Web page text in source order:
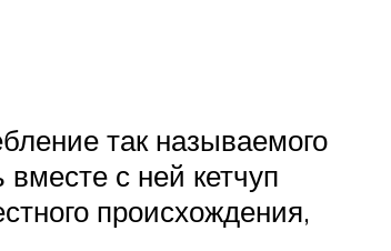
так называемого
с ней кетчуп
происхождения,